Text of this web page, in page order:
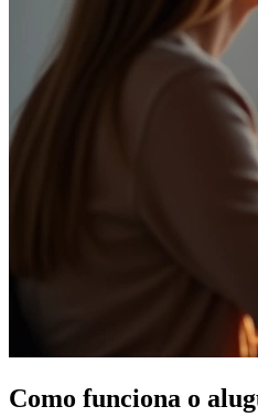
Como funciona o